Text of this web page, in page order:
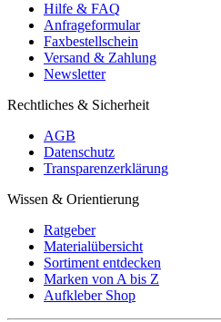
Hilfe & FAQ
Anfrageformular
Faxbestellschein
Versand & Zahlung
Newsletter
Rechtliches & Sicherheit
AGB
Datenschutz
Transparenzerklärung
Wissen & Orientierung
Ratgeber
Materialübersicht
Sortiment entdecken
Marken von A bis Z
Aufkleber Shop